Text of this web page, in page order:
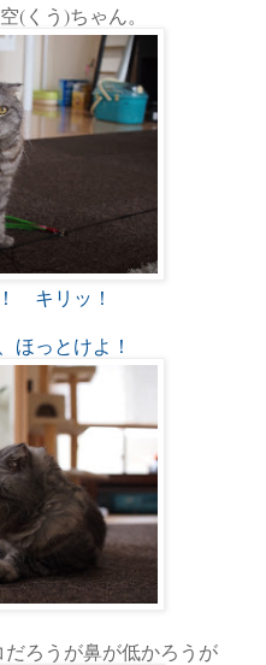
(くう)ちゃん。
キリッ！
ほっとけよ！
ろうが鼻が低かろうが